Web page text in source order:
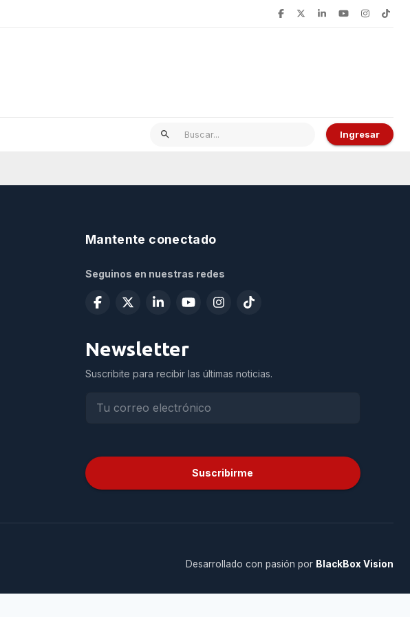
Ingresar
Mantente conectado
Seguinos en nuestras redes
Newsletter
Suscribite para recibir las últimas noticias.
Suscribirme
Desarrollado con pasión por BlackBox Vision